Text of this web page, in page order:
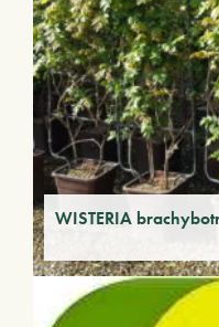
WISTERIA